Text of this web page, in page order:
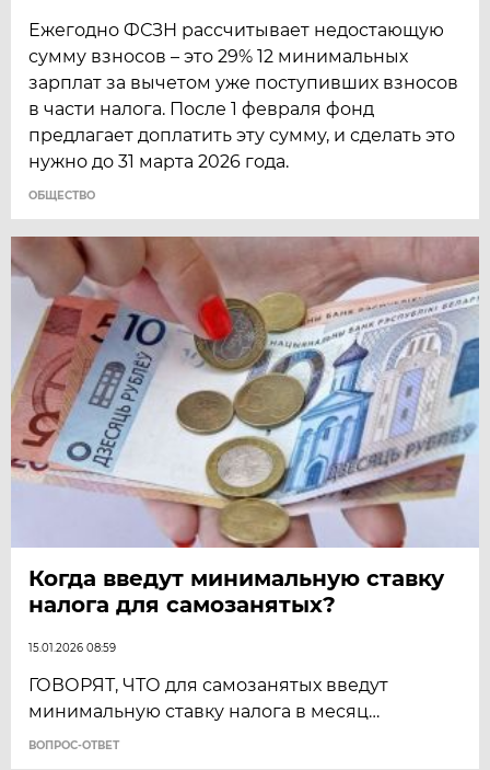
Ежегодно ФСЗН рассчитывает недостающую
сумму взносов – это 29% 12 минимальных
зарплат за вычетом уже поступивших взносов
в части налога. После 1 февраля фонд
предлагает доплатить эту сумму, и сделать это
нужно до 31 марта 2026 года.
ОБЩЕСТВО
Когда введут минимальную ставку
налога для самозанятых?
15.01.2026 08:59
ГОВОРЯТ, ЧТО для самозанятых введут
минимальную ставку налога в месяц…
ВОПРОС-ОТВЕТ